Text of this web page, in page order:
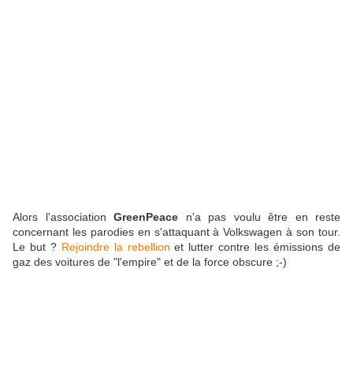
Alors l'association GreenPeace n'a pas voulu être en reste
concernant les parodies en s'attaquant à Volkswagen à son tour.
Le but ? Rejoindre la rebellion et lutter contre les émissions de
gaz des voitures de "l'empire" et de la force obscure ;-)